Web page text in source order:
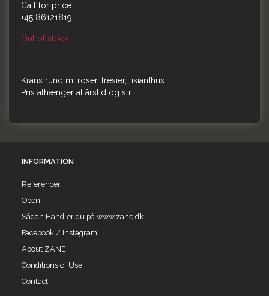
Call for price
+45 86121819
Out of stock
Krans rund m. roser, fresier, lisianthus
Pris afhænger af årstid og str.
INFORMATION
Referencer
Open
Sådan Handler du på www.zane.dk
Facebook / Instagram
About ZANE
Conditions of Use
Contact